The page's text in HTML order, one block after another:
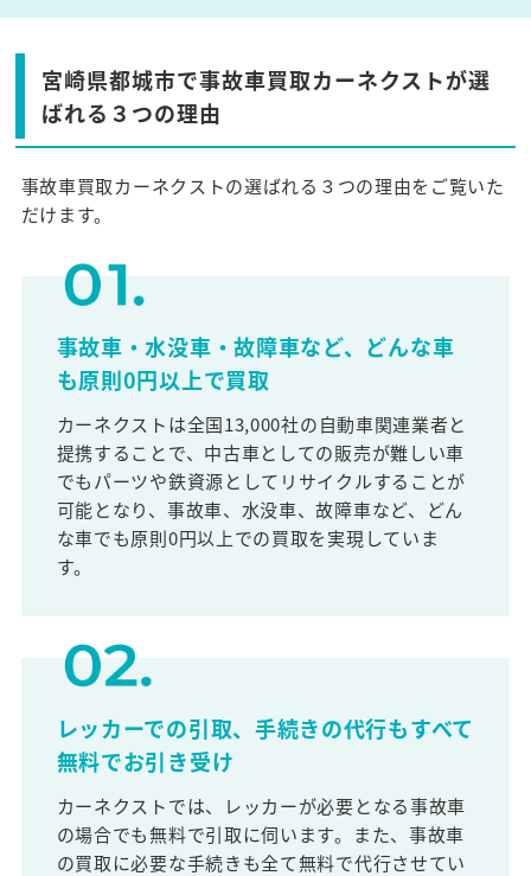
宮崎県都城市で事故車買取カーネクストが選
ばれる３つの理由
事故車買取カーネクストの選ばれる３つの理由をご覧いた
だけます。
事故車・水没車・故障車など、どんな車
も原則0円以上で買取
カーネクストは全国13,000社の自動車関連業者と
提携することで、中古車としての販売が難しい車
でもパーツや鉄資源としてリサイクルすることが
可能となり、事故車、水没車、故障車など、どん
な車でも原則0円以上での買取を実現していま
す。
レッカーでの引取、手続きの代行もすべて
無料でお引き受け
カーネクストでは、レッカーが必要となる事故車
の場合でも無料で引取に伺います。また、事故車
の買取に必要な手続きも全て無料で代行させてい